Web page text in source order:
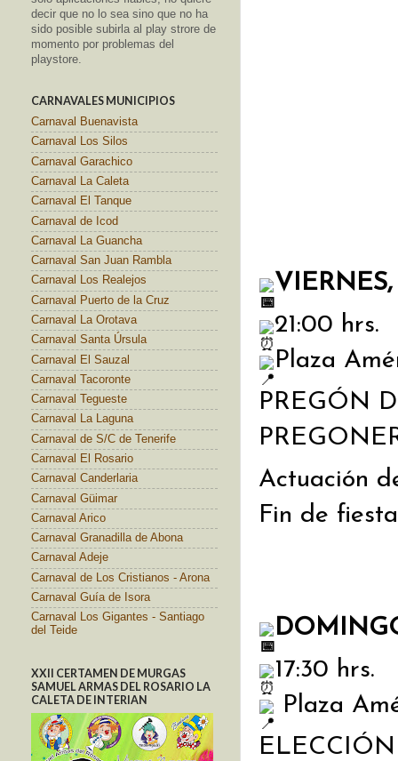
21:00 hrs.
Plaza
PREGÓN
Actuación
Fin de
17:30 hrs.
Plaza
decir que no lo sea sino que no ha
sido posible subirla al play strore de
momento por problemas del
playstore.
CARNAVALES MUNICIPIOS
Carnaval Buenavista
Carnaval Los Silos
Carnaval Garachico
Carnaval La Caleta
Carnaval El Tanque
Carnaval de Icod
Carnaval La Guancha
Carnaval San Juan Rambla
Carnaval Los Realejos
Carnaval Puerto de la Cruz
Carnaval La Orotava
Carnaval Santa Úrsula
Carnaval El Sauzal
Carnaval Tacoronte
Carnaval Tegueste
Carnaval La Laguna
Carnaval de S/C de Tenerife
Carnaval El Rosario
Carnaval Canderlaria
Carnaval Güimar
Carnaval Arico
Carnaval Granadilla de Abona
Carnaval Adeje
Carnaval de Los Cristianos - Arona
Carnaval Guía de Isora
Carnaval Los Gigantes - Santiago
del Teide
XXII CERTAMEN DE MURGAS
SAMUEL ARMAS DEL ROSARIO LA
CALETA DE INTERIAN